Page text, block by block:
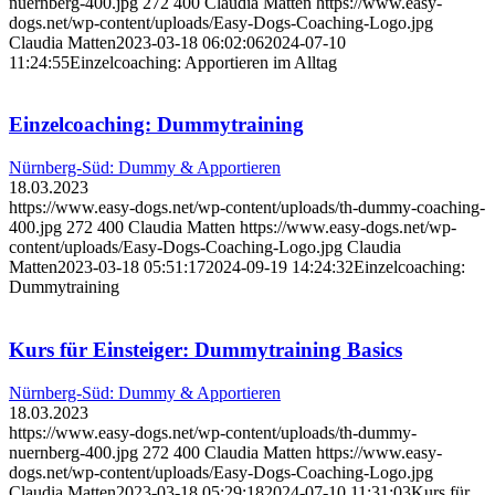
dogs.net/wp-content/uploads/Easy-Dogs-Coaching-Logo.jpg
Claudia Matten2023-03-18 06:02:062024-07-10
11:24:55Einzelcoaching: Apportieren im Alltag
Einzelcoaching: Dummytraining
Nürnberg-Süd: Dummy & Apportieren
18.03.2023
https://www.easy-dogs.net/wp-content/uploads/th-dummy-coaching-
400.jpg 272 400 Claudia Matten https://www.easy-dogs.net/wp-
content/uploads/Easy-Dogs-Coaching-Logo.jpg Claudia
Matten2023-03-18 05:51:172024-09-19 14:24:32Einzelcoaching:
Dummytraining
Kurs für Einsteiger: Dummytraining Basics
Nürnberg-Süd: Dummy & Apportieren
18.03.2023
https://www.easy-dogs.net/wp-content/uploads/th-dummy-
nuernberg-400.jpg 272 400 Claudia Matten https://www.easy-
dogs.net/wp-content/uploads/Easy-Dogs-Coaching-Logo.jpg